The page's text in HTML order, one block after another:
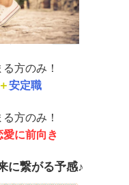
方のみ！
＋安定職
方のみ！
愛に前向き
に繋がる予感♪